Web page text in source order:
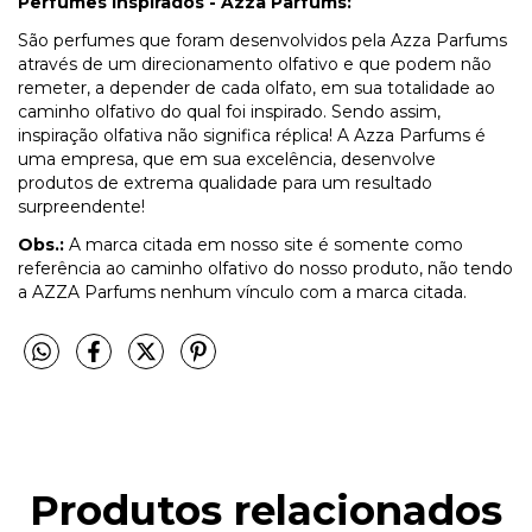
São perfumes que foram desenvolvidos pela Azza Parfums
através de um direcionamento olfativo e que podem não
remeter, a depender de cada olfato, em sua totalidade ao
caminho olfativo do qual foi inspirado. Sendo assim,
inspiração olfativa não significa réplica! A Azza Parfums é
uma empresa, que em sua excelência, desenvolve
produtos de extrema qualidade para um resultado
surpreendente!
Obs.: A marca citada em nosso site é somente como
referência ao caminho olfativo do nosso produto, não tendo
a AZZA Parfums nenhum vínculo com a marca citada.
Produtos relacionados